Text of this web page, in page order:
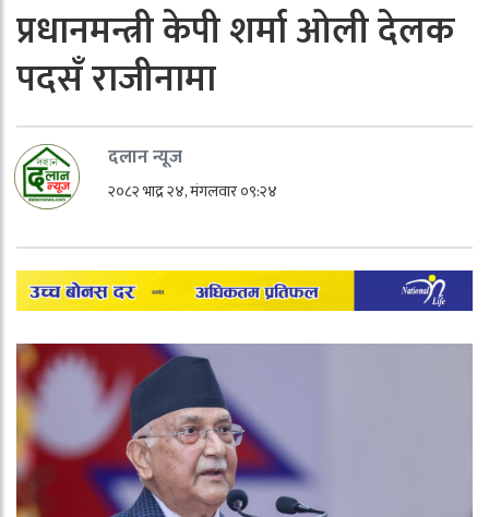
प्रधानमन्त्री केपी शर्मा ओली देलक
पदसँ राजीनामा
दलान न्यूज
२०८२ भाद्र २४, मंगलवार ०९:२४